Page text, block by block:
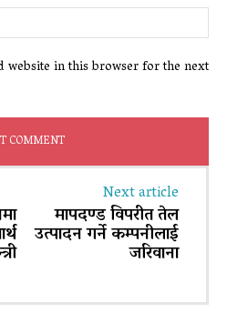
website in this browser for the next
Next article
मापदण्ड विपरीत तेल
उत्पादन गर्ने कम्पनीलाई
जरिवाना